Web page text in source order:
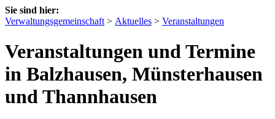
Sie sind hier:
Verwaltungsgemeinschaft > Aktuelles > Veranstaltungen
Veranstaltungen und Termine
in Balzhausen, Münsterhausen
und Thannhausen